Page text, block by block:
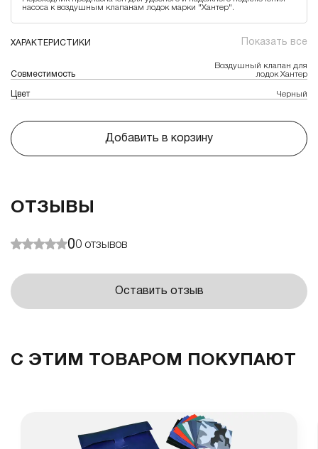
насоса к воздушным клапанам лодок марки "Хантер".
ХАРАКТЕРИСТИКИ Показать все
Совместимость
Воздушный клапан для
лодок Хантер
Цвет Черный
Добавить в корзину
ОТЗЫВЫ
00 отзывов
Оставить отзыв
С ЭТИМ ТОВАРОМ ПОКУПАЮТ